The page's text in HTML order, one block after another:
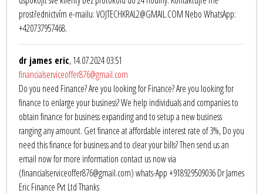
prostřednictvím e-mailu: VOJTECHKRAL2@GMAIL.COM Nebo WhatsApp:
+420737957468.
dr james eric, 14.07.2024 03:51
financialserviceoffer876@gmail.com
Do you need Finance? Are you looking for Finance? Are you looking for
finance to enlarge your business? We help individuals and companies to
obtain finance for business expanding and to setup a new business
ranging any amount. Get finance at affordable interest rate of 3%, Do you
need this finance for business and to clear your bills? Then send us an
email now for more information contact us now via
(financialserviceoffer876@gmail.com) whats-App +918929509036 Dr James
Eric Finance Pvt Ltd Thanks